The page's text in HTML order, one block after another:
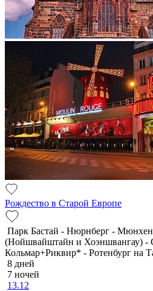
Рождество в Старой Европе
Парк Бастай - Нюрнберг - Мюнхен
(Нойшвайштайн и Хоэншвангау) -
Кольмар+Риквир* - Ротенбург на
8 дней
7 ночей
13.12